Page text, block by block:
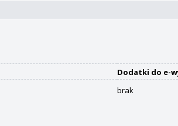
Dodatki do e-
brak